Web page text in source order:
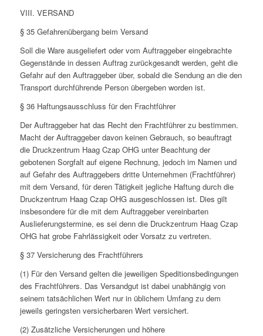
VIII. VERSAND
§ 35 Gefahrenübergang beim Versand
Soll die Ware ausgeliefert oder vom Auftraggeber eingebrachte
Gegenstände in dessen Auftrag zurückgesandt werden, geht die
Gefahr auf den Auftraggeber über, sobald die Sendung an die den
Transport durchführende Person übergeben worden ist.
§ 36 Haftungsausschluss für den Frachtführer
Der Auftraggeber hat das Recht den Frachtführer zu bestimmen.
Macht der Auftraggeber davon keinen Gebrauch, so beauftragt
die Druckzentrum Haag Czap OHG unter Beachtung der
gebotenen Sorgfalt auf eigene Rechnung, jedoch im Namen und
auf Gefahr des Auftraggebers dritte Unternehmen (Frachtführer)
mit dem Versand, für deren Tätigkeit jegliche Haftung durch die
Druckzentrum Haag Czap OHG ausgeschlossen ist. Dies gilt
insbesondere für die mit dem Auftraggeber vereinbarten
Auslieferungstermine, es sei denn die Druckzentrum Haag Czap
OHG hat grobe Fahrlässigkeit oder Vorsatz zu vertreten.
§ 37 Versicherung des Frachtführers
(1) Für den Versand gelten die jeweiligen Speditionsbedingungen
des Frachtführers. Das Versandgut ist dabei unabhängig von
seinem tatsächlichen Wert nur in üblichem Umfang zu dem
jeweils geringsten versicherbaren Wert versichert.
(2) Zusätzliche Versicherungen und höhere